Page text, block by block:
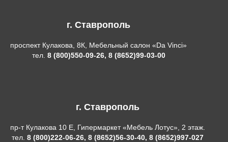
г. Ставрополь
проспект Кулакова, 8К, Мебельный салон «Da Vinci»
тел. 8 (800)550-09-26, 8 (8652)99-03-00
г. Ставрополь
пр-т Кулакова 10 Е, Гипермаркет «Мебель Лотус», 2 этаж.
тел. 8 (800)222-06-26, 8 (8652)56-30-40, 8 (8652)997-027